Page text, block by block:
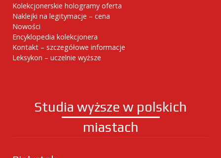
Kolekcjonerskie hologramy oferta
Naklejki na legitymacje – cena
Nowości
Encyklopedia kolekcjonera
Kontakt – szczegółowe informacje
Leksykon – uczelnie wyższe
Studia wyższe w polskich
miastach